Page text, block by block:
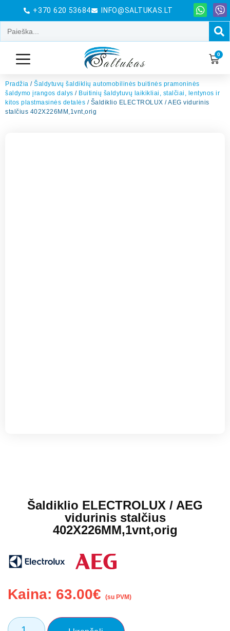
+370 620 53684 INFO@SALTUKAS.LT
0
Pradžia / Šaldytuvų šaldiklių automobilinės buitinės pramoninės
šaldymo įrangos dalys / Buitinių šaldytuvų laikikliai, stalčiai, lentynos ir
kitos plastmasinės detalės / Šaldiklio ELECTROLUX / AEG vidurinis
stalčius 402X226MM,1vnt,orig
Šaldiklio ELECTROLUX / AEG
vidurinis stalčius
402X226MM,1vnt,orig
Kaina: 63.00€ (su PVM)